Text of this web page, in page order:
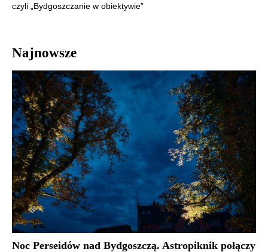
czyli „Bydgoszczanie w obiektywie”
Najnowsze
Noc Perseidów nad Bydgoszczą. Astropiknik połączy